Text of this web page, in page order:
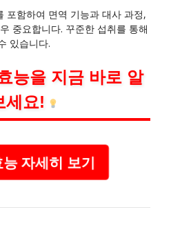
포함하여 면역 기능과 대사 과정,
중요합니다. 꾸준한 섭취를 통해
있습니다.
능을 지금 바로 알
세요!
자세히 보기